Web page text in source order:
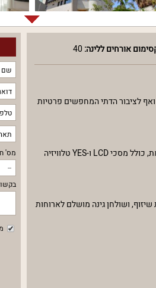
מס'
--
אורחים ללינה: 40
לציבור הדתי המחפשים פרטיות
הוילה כוללת 10 חדרי שינה מרווחים ו-6 חדרי רחצה מפוארים, ומסוגלת לארח בנוחות עד 40 אורחים ללינה. כל החדרים מצוידים בטכנולוגיה מתקדמת, כולל מסכי LCD ו-YES טלוויזיה
ושולחן גינה מושלם לארוחות